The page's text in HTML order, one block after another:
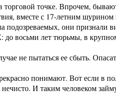
точке. Впрочем,
вместе с 17-летним шурином
они признали
до восьми лет тюрьмы, в
не пытаться ее сбыть.
понимают. Вот если в
И таким человеком